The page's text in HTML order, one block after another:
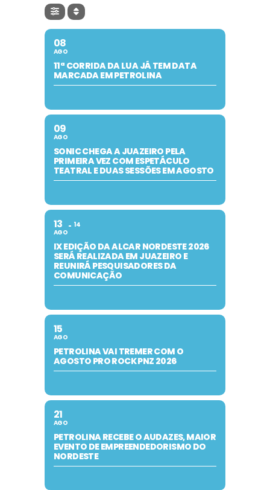
08
AGO
11ª CORRIDA DA LUA JÁ TEM DATA
MARCADA EM PETROLINA
09
AGO
SONIC CHEGA A JUAZEIRO PELA
PRIMEIRA VEZ COM ESPETÁCULO
TEATRAL E DUAS SESSÕES EM AGOSTO
13
AGO
14
IX EDIÇÃO DA ALCAR NORDESTE 2026
SERÁ REALIZADA EM JUAZEIRO E
REUNIRÁ PESQUISADORES DA
COMUNICAÇÃO
15
AGO
PETROLINA VAI TREMER COM O
AGOSTO PRO ROCK PNZ 2026
21
AGO
PETROLINA RECEBE O AUDAZES, MAIOR
EVENTO DE EMPREENDEDORISMO DO
NORDESTE